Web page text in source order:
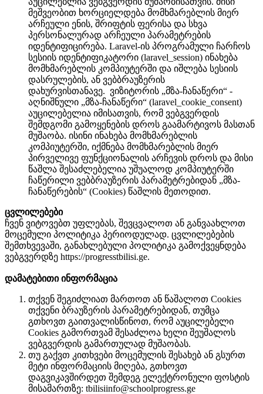
მეშვეობით ხორციელდება მომხმარებლის მიერ
არჩეული ენის, შრიფტის ფერისა და სხვა
პერსონალურად არჩეული პარამეტრების
იდენტიფიცირება. Laravel-ის პროგრამული ჩარჩოს
სესიის იდენტიფიკატორი (laravel_session) ინახება
მომხმარებლის კომპიუტერში და იშლება სესიის
დასრულების, ან ვებბრაუზერის
დახურვისთანავე. ვიზიტორის „მზა-ჩანაწერი“ -
აღნიშნული „მზა-ჩანაწერი“ (laravel_cookie_consent)
აუცილებელია იმისათვის, რომ ვებგვერდის
შემდგომი გამოყენების დროს გაამარტივოს მასთან
მუშაობა. ისინი ინახება მომხმარებლის
კომპიუტერში, იქმნება მომხმარებლის მიერ
პირველივე ფუნქციონალის არჩევის დროს და მისი
წაშლა შესაძლებელია უშუალოდ კომპიუტერში
ჩაწერილი ვებბრაუზერის პარამეტრებიდან „მზა-
ჩანაწერების“ (Cookies) წაშლის მეთოდით.
ცვლილებები
ჩვენ ვიტოვებთ უფლებას, შევცვალოთ ან განვაახლოთ
მოცემული პოლიტიკა პერიოდულად. ცვლილებების
შემთხვევაში, განახლებული პოლიტიკა გამოქვეყნდება
ვებგვერდზე https://progresstbilisi.ge.
დამატებითი ინფორმაცია
თქვენ შეგიძლიათ მართოთ ან წაშალოთ Cookies
თქვენი ბრაუზერის პარამეტრებიდან, თუმცა
გთხოვთ გაითვალისწინოთ, რომ აუცილებელი
Cookies გამორთვამ შესაძლოა ხელი შეუშალოს
ვებგვერდის გამართულად მუშაობას.
თუ გაქვთ კითხვები მოცემულის შესახებ ან გსურთ
მეტი ინფორმაციის მიღება, გთხოვთ
დაგვიკავშირდეთ შემდეგ ელექტრონული ფოსტის
მისამართზე: tbilisiinfo@schoolprogress.ge